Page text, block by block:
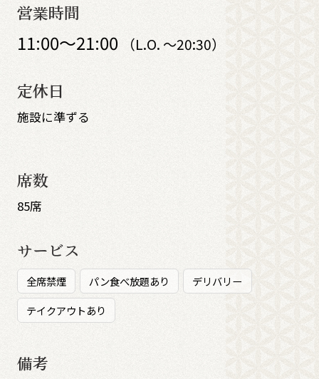
営業時間
11:00～21:00 （L.O. ～20:30）
定休日
施設に準ずる
席数
85席
サービス
全席禁煙 パン食べ放題あり
デリバリー
テイクアウトあり
備考